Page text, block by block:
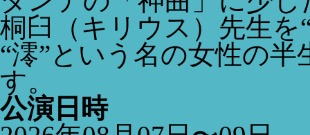
桐臼（キリウス）先生を
“澪”という名の女性の
す。
公演日時